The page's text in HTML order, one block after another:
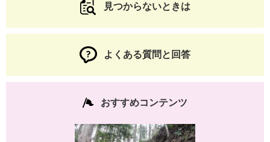
見つからないときは
よくある質問と回答
おすすめコンテンツ